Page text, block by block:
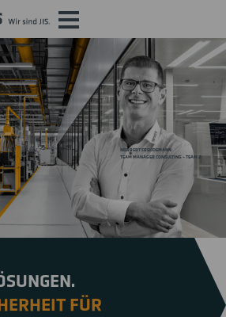
FÜR
NORBERT FREUDEMANN
TEAM MANAGER CONSULTING - TEAM 2